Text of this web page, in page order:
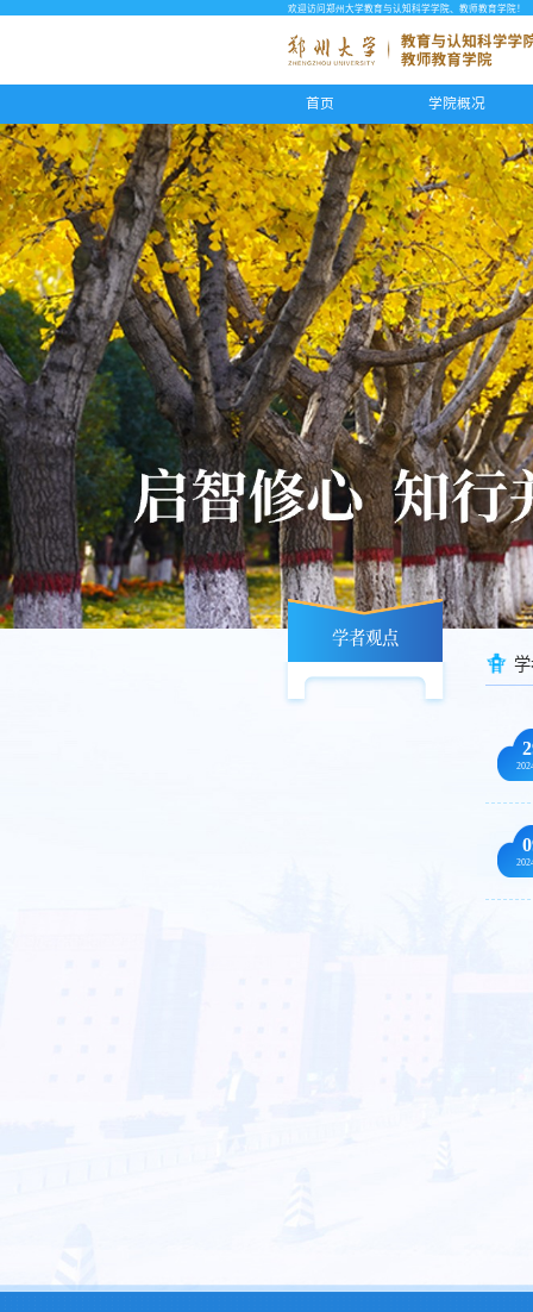
欢迎访问郑州大学教育与认知科学学院、教师教育学院！
首页 学院概况
学者观点